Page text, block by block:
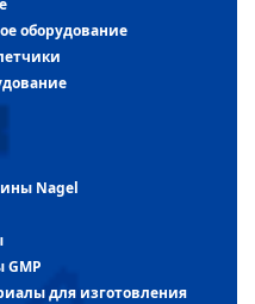
оборудование
Nagel
для изготовления